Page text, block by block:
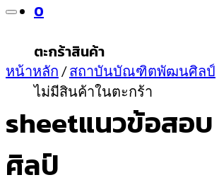
0
ตะกร้าสินค้า
ไม่มีสินค้าในตะกร้า
หน้าหลัก / สถาบันบัณฑิตพัฒนศิลป์
sheetแนวข้อสอ
ศิลป์